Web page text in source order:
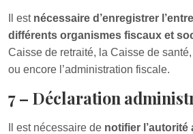
Il est nécessaire d’enregistrer
différents organismes fiscaux et
Caisse de retraité, la Caisse de
ou encore l’administration fiscale.
7 – Déclaration
Il est nécessaire de notifier